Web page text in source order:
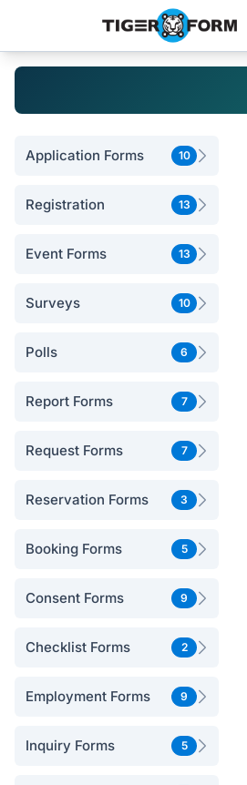
Application Forms 10
Registration 13
Event Forms 13
Surveys 10
Polls 6
Report Forms 7
Request Forms 7
Reservation Forms 3
Booking Forms 5
Consent Forms 9
Checklist Forms 2
Employment Forms 9
Inquiry Forms 5